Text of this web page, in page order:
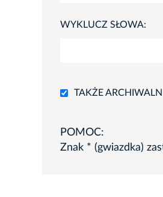
WYKLUCZ SŁOWA:
TAKŻE
POMOC:
Znak * (gwiazdka)